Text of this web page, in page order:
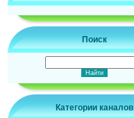
Поиск
Категории каналов